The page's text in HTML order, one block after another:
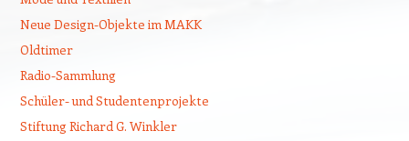
Neue Design-Objekte im MAKK
Oldtimer
Radio-Sammlung
Schüler- und Studentenprojekte
Stiftung Richard G. Winkler